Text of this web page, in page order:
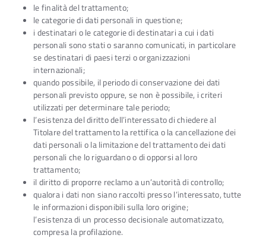
le finalità del trattamento;
le categorie di dati personali in questione;
i destinatari o le categorie di destinatari a cui i dati
personali sono stati o saranno comunicati, in particolare
se destinatari di paesi terzi o organizzazioni
internazionali;
quando possibile, il periodo di conservazione dei dati
personali previsto oppure, se non è possibile, i criteri
utilizzati per determinare tale periodo;
l’esistenza del diritto dell’interessato di chiedere al
Titolare del trattamento la rettifica o la cancellazione dei
dati personali o la limitazione del trattamento dei dati
personali che lo riguardano o di opporsi al loro
trattamento;
il diritto di proporre reclamo a un’autorità di controllo;
qualora i dati non siano raccolti presso l’interessato, tutte
le informazioni disponibili sulla loro origine;
l’esistenza di un processo decisionale automatizzato,
compresa la profilazione.